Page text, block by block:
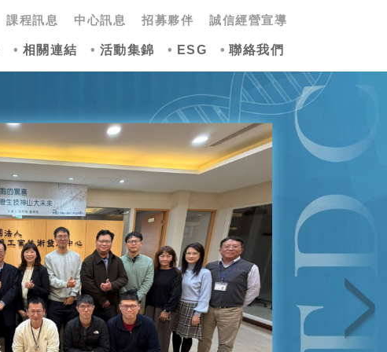
課程訊息 中心訊息 招募夥伴 誠信經營宣導
相關連結 活動集錦 ESG 聯絡我們